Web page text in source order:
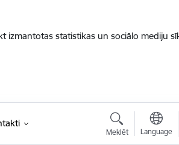
izmantotas statistikas un sociālo mediju
Meklēt Language